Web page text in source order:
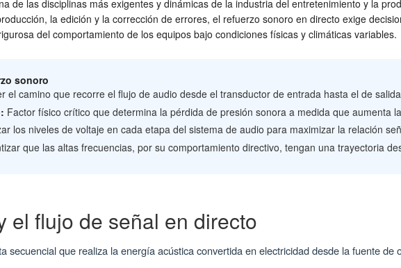
de las disciplinas más exigentes y dinámicas de la industria del entretenimiento y la
la edición y la corrección de errores, el refuerzo sonoro en directo exige
del comportamiento de los equipos bajo condiciones físicas y climáticas variables.
sonoro
el camino que recorre el flujo de audio desde el transductor de entrada hasta el de
Factor físico crítico que determina la pérdida de presión sonora a medida que aumenta
los niveles de voltaje en cada etapa del sistema de audio para maximizar la relación
que las altas frecuencias, por su comportamiento directivo, tengan una trayectoria
el flujo de señal en directo
secuencial que realiza la energía acústica convertida en electricidad desde la fuente